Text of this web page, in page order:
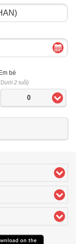
bé
2 tuổi)
0